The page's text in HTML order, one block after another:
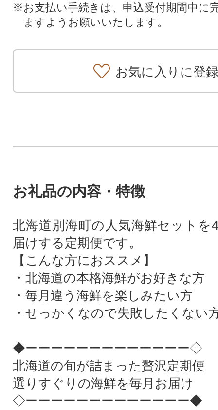
※お支払い手続きは、申込受付期間中に
ますようお願いいたします。
お気に入りに登録
お礼品の内容・特徴
北海道別海町の人気海鮮セットを
届けする定期便です。
【こんな方におススメ】
・北海道の本格海鮮がお好きな方
・毎月違う海鮮を楽しみたい方
・せっかくなので失敗したくない
◆ーーーーーーーーーーーーー◇
北海道の旬が詰まった贅沢定期便
選りすぐりの海鮮を毎月お届け
◇ーーーーーーーーーーーーー◆